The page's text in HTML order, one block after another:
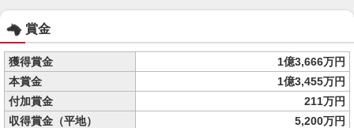
賞金
獲得賞金
1億3,666万円
本賞金
1億3,455万円
付加賞金
211万円
収得賞金（平地）
5,200万円